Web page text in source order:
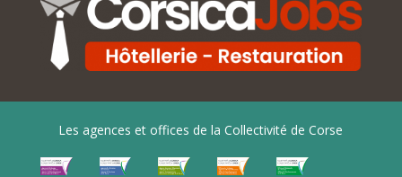
Les agences et offices de la Collectivité de Corse